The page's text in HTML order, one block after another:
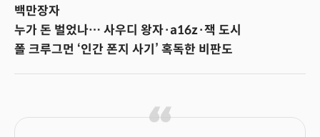
백만장자
누가 돈 벌었나… 사우디 왕자·a16z·잭 도시
폴 크루그먼 ‘인간 폰지 사기’ 혹독한 비판도